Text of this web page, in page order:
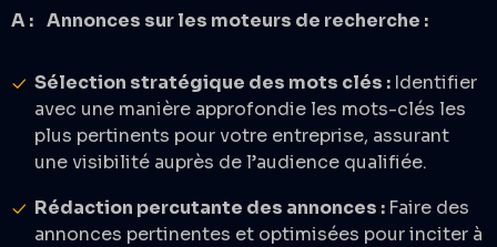
A : Annonces sur les moteurs de recherche :
Sélection stratégique des mots clés : Identifier
avec une manière approfondie les mots-clés les
plus pertinents pour votre entreprise, assurant
une visibilité auprès de l’audience qualifiée.​
Rédaction percutante des annonces : Faire des
annonces pertinentes et optimisées pour inciter à